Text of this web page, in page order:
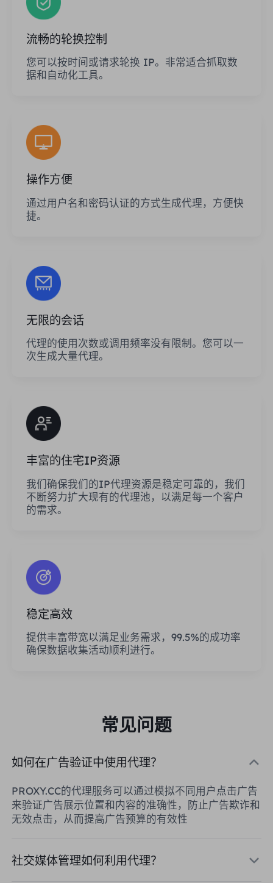
流畅的轮换控制
您可以按时间或请求轮换 IP。非常适合抓取数
据和自动化工具。
操作方便
通过用户名和密码认证的方式生成代理，方便快
捷。
无限的会话
代理的使用次数或调用频率没有限制。您可以一
次生成大量代理。
丰富的住宅IP资源
我们确保我们的IP代理资源是稳定可靠的，我们
不断努力扩大现有的代理池，以满足每一个客户
的需求。
稳定高效
提供丰富带宽以满足业务需求，99.5%的成功率
确保数据收集活动顺利进行。
常见问题
如何在广告验证中使用代理？
PROXY.CC的代理服务可以通过模拟不同用户点击广告
来验证广告展示位置和内容的准确性，防止广告欺诈和
无效点击，从而提高广告预算的有效性
社交媒体管理如何利用代理？